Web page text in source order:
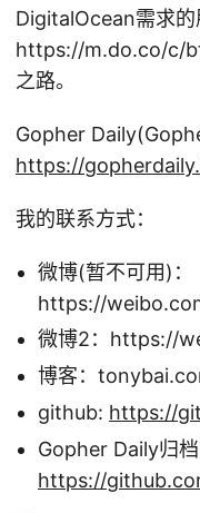
DigitalOcean需求
https://m.do.co/c/
之路。
Gopher
https://
我的联系方式：
微博(暂不可用)：
https://
微博2：https://
博客：
github: https://
Gopher Daily归
https://